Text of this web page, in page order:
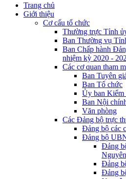
Trang chủ
Giới thiệu
Cơ cấu tổ chức
Thường trực Tỉnh
Ban Thường vụ
Ban Chấp hành
nhiệm kỳ 2020 -
Các cơ quan tham
Ban Tuyên
Ban Tổ chức
Ủy ban Kiểm
Ban Nội
Văn phòng
Các Đảng bộ trực
Đảng bộ các
Đảng bộ
Đảng
Nguyên
Đảng
Đảng